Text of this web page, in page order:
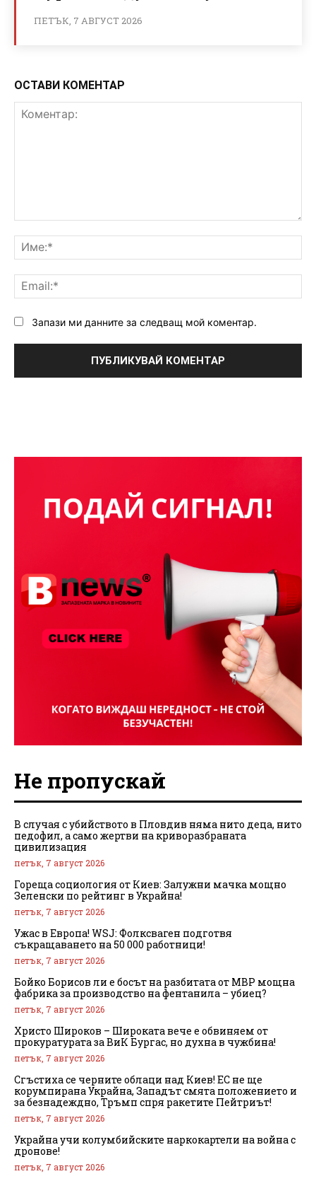
ПЕТЪК, 7 АВГУСТ 2026
ОСТАВИ КОМЕНТАР
Запази ми данните за следващ мой коментар.
Не пропускай
В случая с убийството в Пловдив няма нито деца, нито
педофил, а само жертви на криворазбраната
цивилизация
петък, 7 август 2026
Гореща социология от Киев: Залужни мачка мощно
Зеленски по рейтинг в Украйна!
петък, 7 август 2026
Ужас в Европа! WSJ: Фолксваген подготвя
съкращаването на 50 000 работници!
петък, 7 август 2026
Бойко Борисов ли е босът на разбитата от МВР мощна
фабрика за производство на фентанила – убиец?
петък, 7 август 2026
Христо Широков – Широката вече е обвиняем от
прокуратурата за ВиК Бургас, но духна в чужбина!
петък, 7 август 2026
Сгъстиха се черните облаци над Киев! ЕС не ще
корумпирана Украйна, Западът смята положението и
за безнадеждно, Тръмп спря ракетите Пейтриът!
петък, 7 август 2026
Украйна учи колумбийските наркокартели на война с
дронове!
петък, 7 август 2026